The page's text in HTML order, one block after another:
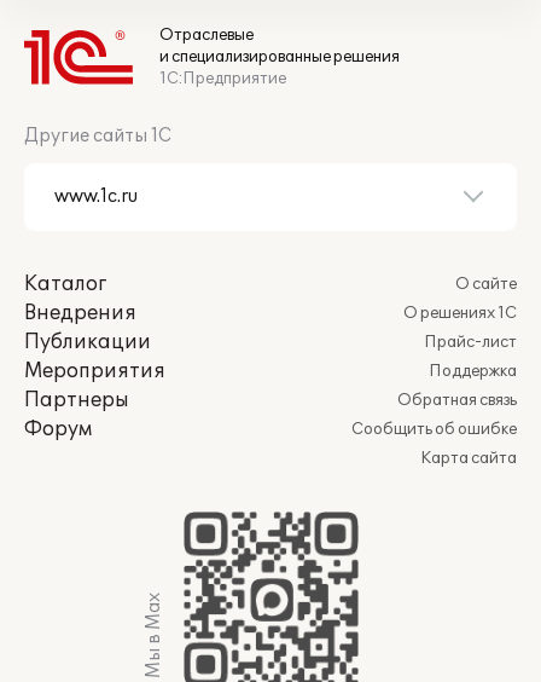
Отраслевые
и специализированные решения
1С:Предприятие
Другие сайты 1С
Каталог
Внедрения
Публикации
Мероприятия
Партнеры
Форум
О сайте
О решениях 1С
Прайс-лист
Поддержка
Обратная связь
Сообщить об ошибке
Карта сайта
Мы в Max